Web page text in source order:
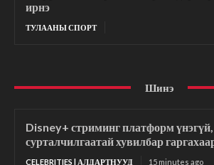
ирнэ
ТУЛААНЫ СПОРТ
Шинэ
Disney+ стриминг платформ үнэгүй,
сурталчилгаатай хувилбар
CELEBRITIES | АЛДАРТНУУД 15 minutes ago